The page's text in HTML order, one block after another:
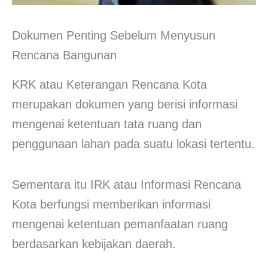
Dokumen Penting Sebelum Menyusun
Rencana Bangunan
KRK atau Keterangan Rencana Kota
merupakan dokumen yang berisi informasi
mengenai ketentuan tata ruang dan
penggunaan lahan pada suatu lokasi tertentu.
Sementara itu IRK atau Informasi Rencana
Kota berfungsi memberikan informasi
mengenai ketentuan pemanfaatan ruang
berdasarkan kebijakan daerah.